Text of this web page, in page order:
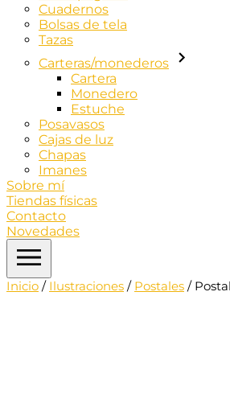
Cuadernos
Bolsas de tela
Tazas
Carteras/monederos
Cartera
Monedero
Estuche
Posavasos
Cajas de luz
Chapas
Imanes
Sobre mí
Tiendas físicas
Contacto
Novedades
Inicio / Ilustraciones / Postales /